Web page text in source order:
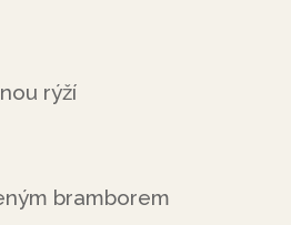
rýží
bramborem